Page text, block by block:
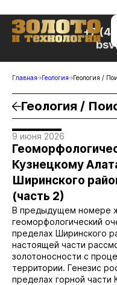
+7
Главная Геология Геология /
Геология /
9 июня 2026
Кузнецкому
Ширинского
(часть 2)
В предыдущем номере
геоморфологический
пределах Ширинского
настоящей части
золотоносности с
территории. Генезис
пределах горной части